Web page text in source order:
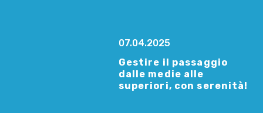
07.04.2025
Gestire il passaggio
dalle medie alle
superiori, con serenità!